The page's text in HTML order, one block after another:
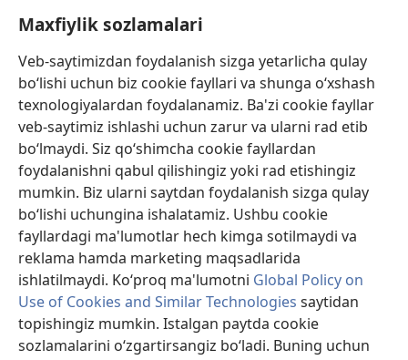
Maxfiylik sozlamalari
Veb-saytimizdan foydalanish sizga yetarlicha qulay
bo‘lishi uchun biz cookie fayllari va shunga o‘xshash
texnologiyalardan foydalanamiz. Ba'zi cookie fayllar
veb-saytimiz ishlashi uchun zarur va ularni rad etib
bo‘lmaydi. Siz qo‘shimcha cookie fayllardan
foydalanishni qabul qilishingiz yoki rad etishingiz
mumkin. Biz ularni saytdan foydalanish sizga qulay
bo‘lishi uchungina ishalatamiz. Ushbu cookie
fayllardagi ma'lumotlar hech kimga sotilmaydi va
reklama hamda marketing maqsadlarida
ishlatilmaydi. Ko‘proq ma'lumotni Global Policy on
Use of Cookies and Similar Technologies saytidan
topishingiz mumkin. Istalgan paytda cookie
sozlamalarini o‘zgartirsangiz bo‘ladi. Buning uchun
window)
Nima qo‘shildi?
Izlash
Yordam
Xayr-ehson
(opens
new
window)Qoʻriqchi minorasining ONLAYN KUTUBXONASI™
(opens
new
window)JW Hub ®
(opens
new
window)
Copyright© 2026 Watch Tower Bible and Tract Society of Pennsylvania.